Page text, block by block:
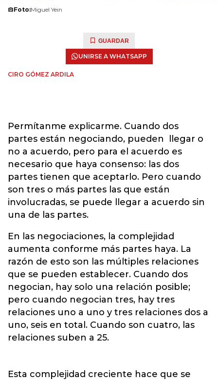
Foto:Miguel Yein
GUARDAR
UNIRSE A WHATSAPP
CIRO GÓMEZ ARDILA
Permítanme explicarme. Cuando dos
partes están negociando, pueden llegar o
no a acuerdo, pero para el acuerdo es
necesario que haya consenso: las dos
partes tienen que aceptarlo. Pero cuando
son tres o más partes las que están
involucradas, se puede llegar a acuerdo sin
una de las partes.
En las negociaciones, la complejidad
aumenta conforme más partes haya. La
razón de esto son las múltiples relaciones
que se pueden establecer. Cuando dos
negocian, hay solo una relación posible;
pero cuando negocian tres, hay tres
relaciones uno a uno y tres relaciones dos a
uno, seis en total. Cuando son cuatro, las
relaciones suben a 25.
Esta complejidad creciente hace que se